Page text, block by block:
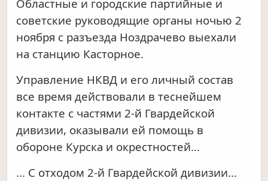
Областные и городские партийные и
советские руководящие органы ночью 2
ноября с разъезда Ноздрачево выехали
на станцию Касторное.
Управление НКВД и его личный состав
все время действовали в теснейшем
контакте с частями 2-й Гвардейской
дивизии, оказывали ей помощь в
обороне Курска и окрестностей...
... С отходом 2-й Гвардейской дивизии...